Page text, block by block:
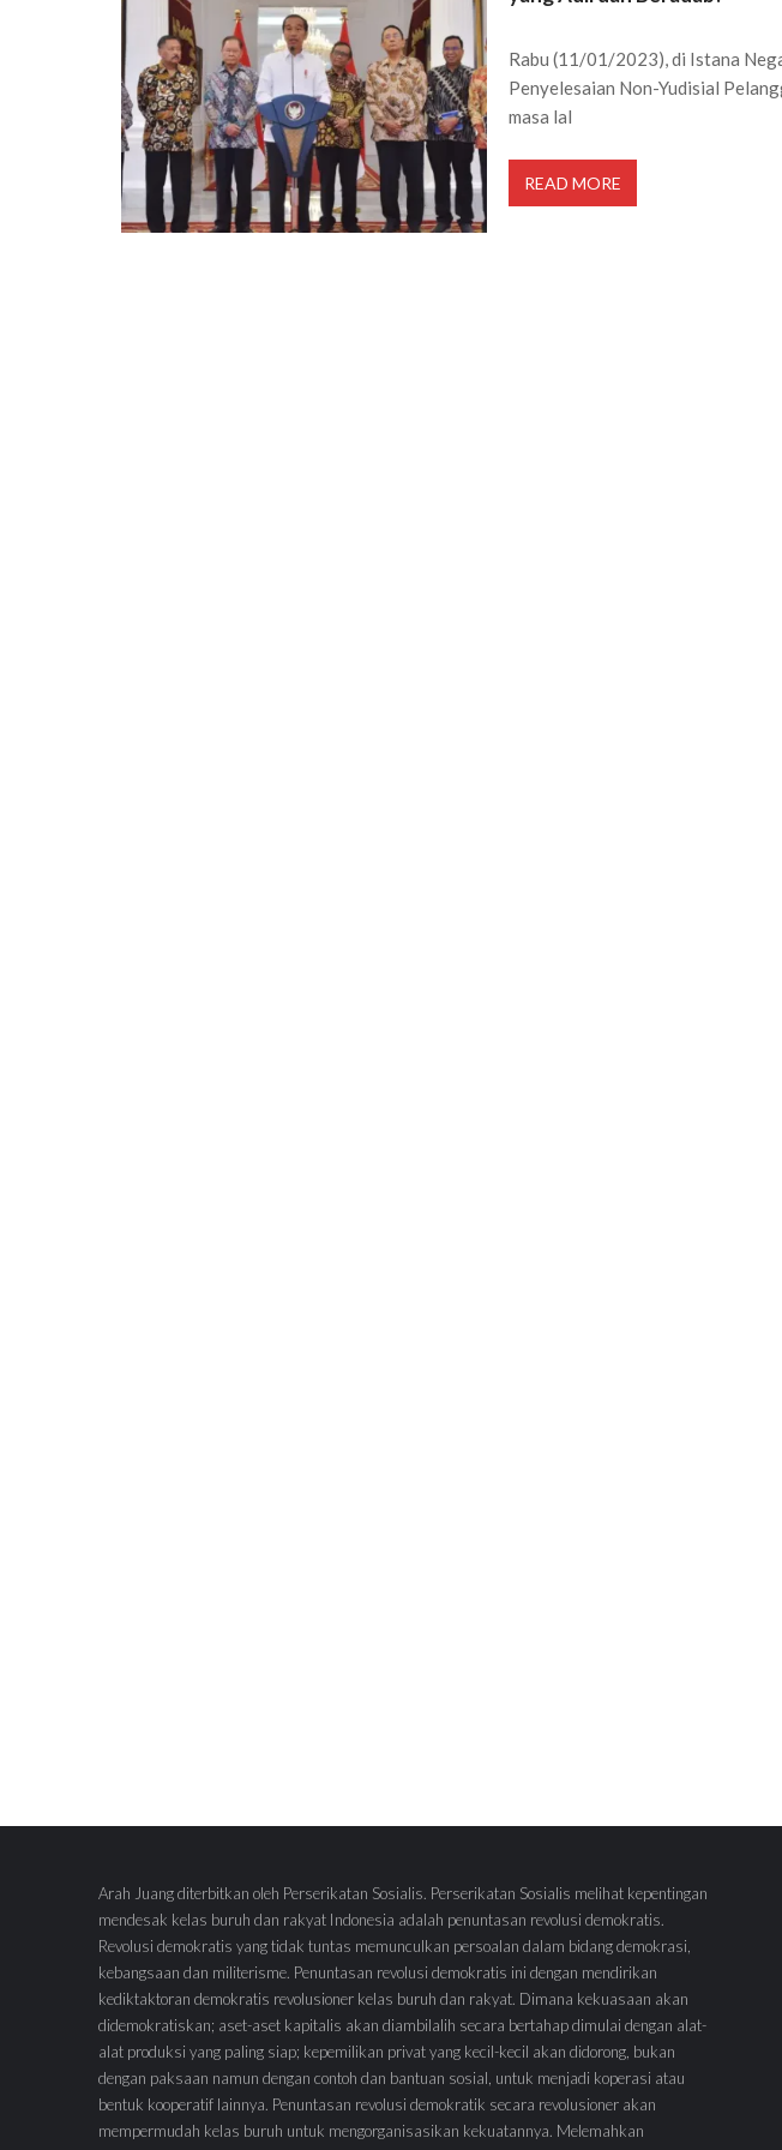
Rabu (11/01/2023), di Istana
Penyelesaian Non-Yudisial
masa lal
READ MORE
Arah Juang diterbitkan oleh Perserikatan Sosialis. Perserikatan Sosialis melihat kepentingan
mendesak kelas buruh dan rakyat Indonesia adalah penuntasan revolusi demokratis.
Revolusi demokratis yang tidak tuntas memunculkan persoalan dalam bidang demokrasi,
kebangsaan dan militerisme. Penuntasan revolusi demokratis ini dengan mendirikan
kediktaktoran demokratis revolusioner kelas buruh dan rakyat. Dimana kekuasaan akan
didemokratiskan; aset-aset kapitalis akan diambilalih secara bertahap dimulai dengan alat-
alat produksi yang paling siap; kepemilikan privat yang kecil-kecil akan didorong, bukan
dengan paksaan namun dengan contoh dan bantuan sosial, untuk menjadi koperasi atau
bentuk kooperatif lainnya. Penuntasan revolusi demokratik secara revolusioner akan
mempermudah kelas buruh untuk mengorganisasikan kekuatannya. Melemahkan